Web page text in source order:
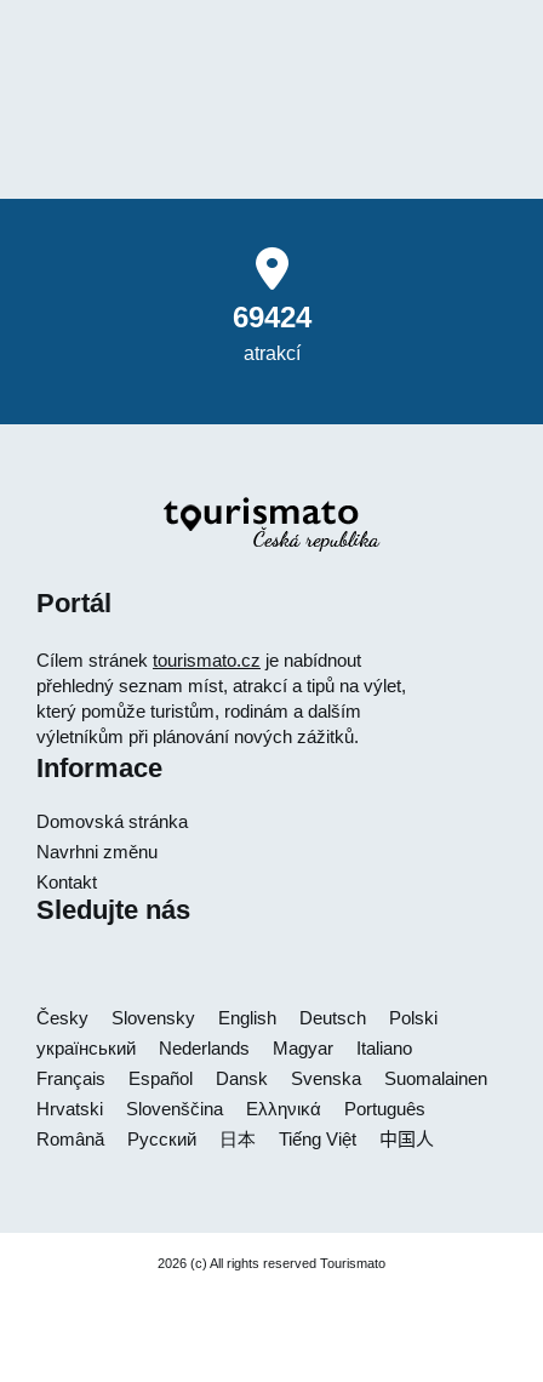
69424
atrakcí
Portál
Cílem stránek tourismato.cz je nabídnout
přehledný seznam míst, atrakcí a tipů na výlet,
který pomůže turistům, rodinám a dalším
výletníkům při plánování nových zážitků.
Informace
Domovská stránka
Navrhni změnu
Kontakt
Sledujte nás
Česky Slovensky English Deutsch
Polski
український
Nederlands Magyar
Italiano
Français
Español Dansk Svenska
Suomalainen
Hrvatski
Slovenščina Ελληνικά
Português
Română
Русский 日本 Tiếng Việt 中国人
2026 (c) All rights reserved Tourismato